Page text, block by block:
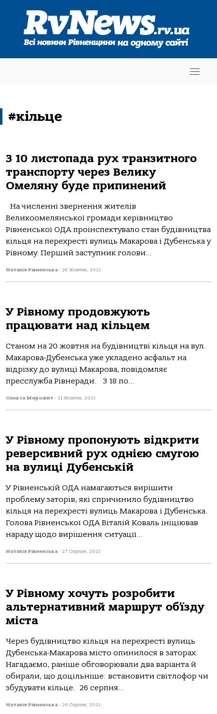
#кільце
З 10 листопада рух транзитного
транспорту через Велику
Омеляну буде припинений
На численні звернення жителів
Великоомелянської громади керівництво
Рівненської ОДА проінспектувало стан будівництва
кільця на перехресті вулиць Макарова і Дубенська у
Рівному. Перший заступник голови...
Наталія Рівненська - 28 Жовтня, 2021
У Рівному продовжують
працювати над кільцем
Станом на 20 жовтня на будівництві кільця на вул.
Макарова-Дубенська уже укладено асфальт на
відрізку до вулиці Макарова, повідомляє
пресслужба Рівнеради. З 18 по...
Олекса Мирожит - 21 Жовтня, 2021
У Рівному пропонують відкрити
реверсивний рух однією смугою
на вулиці Дубенській
У Рівненській ОДА намагаються вирішити
проблему заторів, які спричинило будівництво
кільця на перехресті вулиць Макарова і Дубенська.
Голова Рівненської ОДА Віталій Коваль ініціював
нараду щодо вирішення ситуації...
Наталія Рівненська - 27 Серпня, 2021
У Рівному хочуть розробити
альтернативний маршрут об’їзду
міста
Через будівництво кільця на перехресті вулиць
Дубенська-Макарова місто опинилося в заторах.
Нагадаємо, раніше обговорювали два варіанта й
обирали, що доцільніше: встановити світлофор чи
збудувати кільце. 26 серпня...
Наталія Рівненська - 26 Серпня, 2021